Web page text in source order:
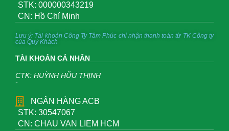
STK: 000000343219
CN: Hồ Chí Minh
Lưu ý: Tài khoản Công Ty Tâm Phúc chỉ nhận thanh toán từ TK Công ty
của Quý Khách
TÀI KHOẢN CÁ NHÂN
CTK: HUỲNH HỮU THỊNH
-
NGÂN HÀNG ACB
STK: 30547067
CN: CHAU VAN LIEM HCM